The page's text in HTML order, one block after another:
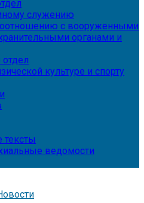
служению
с вооруженными
органами и
культуре и спорту
ведомости